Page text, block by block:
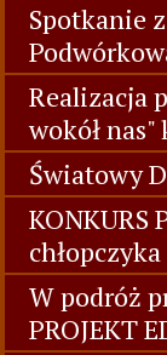
Spotkanie
Realizacja
wokół
Światowy
KONKURS
W podróż
PROJEKT